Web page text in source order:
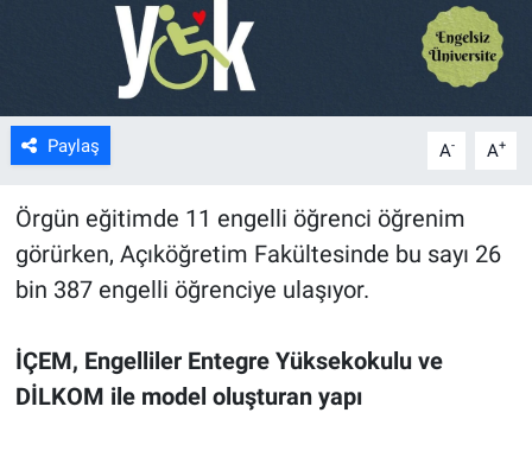
Paylaş A- A+
Örgün eğitimde 11 engelli öğrenci öğrenim
görürken, Açıköğretim Fakültesinde bu sayı 26
bin 387 engelli öğrenciye ulaşıyor.
İÇEM, Engelliler Entegre Yüksekokulu ve
DİLKOM ile model oluşturan yapı